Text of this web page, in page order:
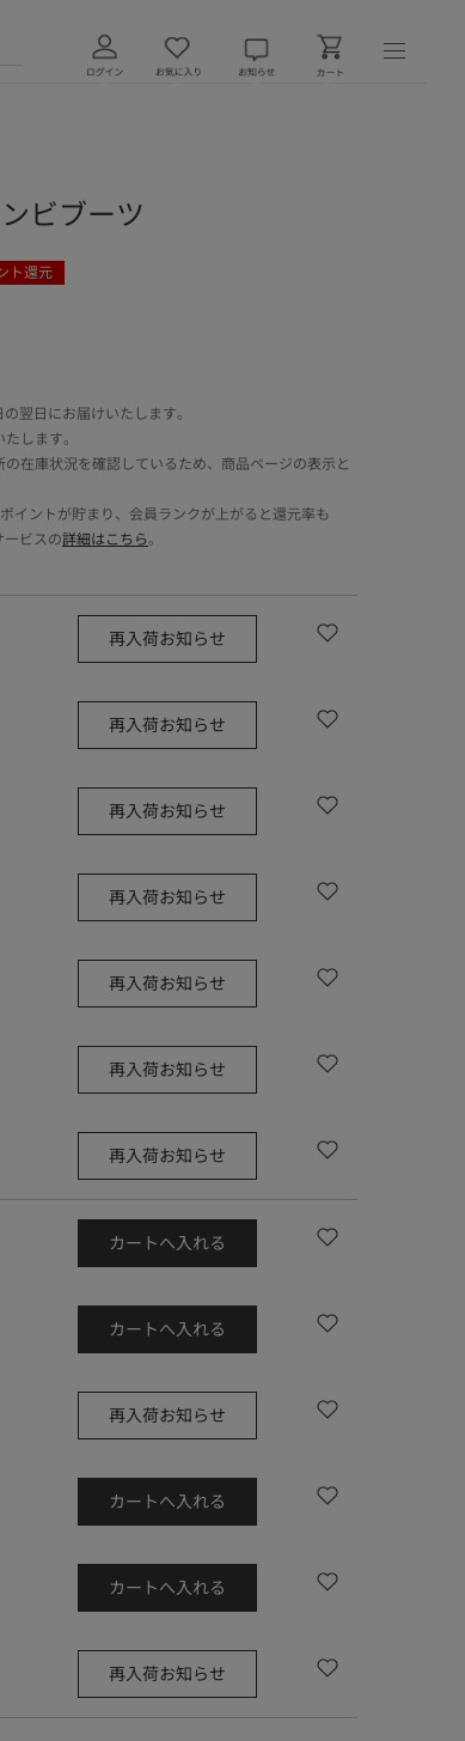
ビブーツ
ト還元
翌日にお届けいたします。
します。
在庫状況を確認しているため、商品ページの表示と
イントが貯まり、会員ランクが上がると還元率も
ビスの詳細はこちら。
再入荷お知らせ
再入荷お知らせ
再入荷お知らせ
再入荷お知らせ
再入荷お知らせ
再入荷お知らせ
再入荷お知らせ
カートへ入れる
カートへ入れる
再入荷お知らせ
カートへ入れる
カートへ入れる
再入荷お知らせ